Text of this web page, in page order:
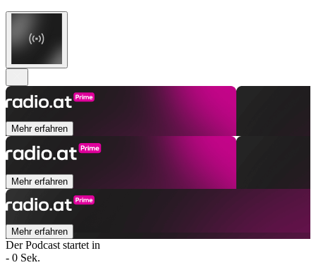
Mehr erfahren
Mehr erfahren
Mehr erfahren
Der Podcast startet in
- 0 Sek.